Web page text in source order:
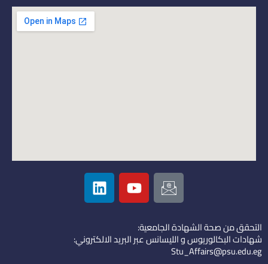
I
c
o
n
-
e
Y
o
u
u
b
L
i
n
e
d
التحقق من صحة الشهادة الجامعية:
شهادات البكالوريوس و الليسانس عبر البريد الالكتروني:
Stu_Affairs@psu.edu.eg